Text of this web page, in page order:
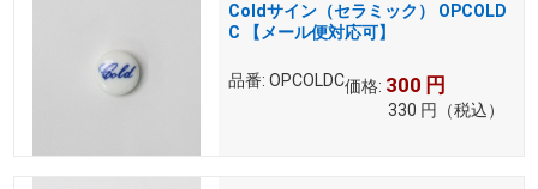
Coldサイン（セラミック） OPCOLD
C 【メール便対応可】
品番: OPCOLDC価格: 300 円
330 円 （税込）